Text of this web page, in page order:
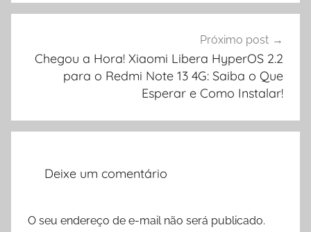
Próximo post
Chegou a Hora! Xiaomi Libera HyperOS 2.2
para o Redmi Note 13 4G: Saiba o Que
Esperar e Como Instalar!
Deixe um comentário
O seu endereço de e-mail não será publicado.